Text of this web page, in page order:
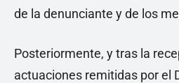
de la denunciante y de los
Posteriormente, y tras la
actuaciones remitidas por el